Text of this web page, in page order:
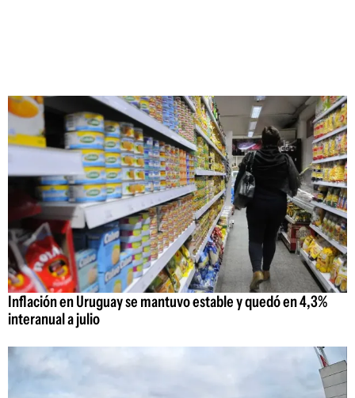
Inflación en Uruguay se mantuvo estable y quedó en 4,3%
interanual a julio